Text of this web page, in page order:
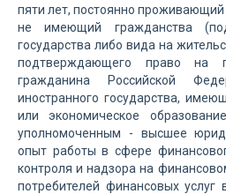
пяти лет, постоянно
не имеющий гражданства
государства либо вида на
подтверждающего право на
гражданина Российской
иностранного государства,
или экономическое
уполномоченным - высшее
опыт работы в сфере
контроля и надзора на
потребителей финансовых услуг